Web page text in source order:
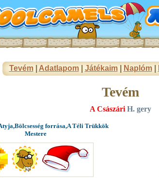
Tevém| Adatlapom| Játékaim| Naplóm|
Tevém
A Császári H. gery
forrása,A Téli Trükkök
Mestere